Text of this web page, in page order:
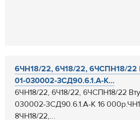
6ЧН18/22, 6Ч18/22, 6ЧСПН18/22
01-030002-3СД90.6.1.А-К...
6ЧН18/22, 6Ч18/22, 6ЧСПН18/22
030002-3СД90.6.1.А-К 16
8ЧН18/22,...